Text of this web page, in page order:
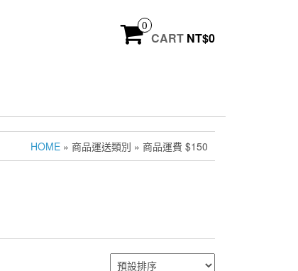
0
CART NT$0
HOME » 商品運送類別 » 商品運費 $150